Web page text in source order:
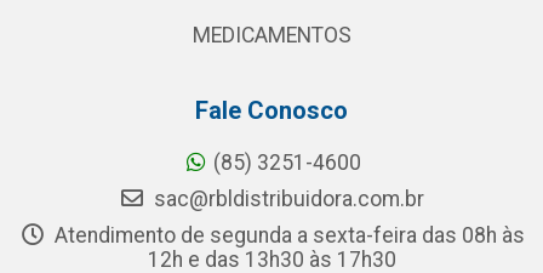
MEDICAMENTOS
Fale Conosco
(85) 3251-4600
sac@rbldistribuidora.com.br
Atendimento de segunda a sexta-feira das 08h às
12h e das 13h30 às 17h30